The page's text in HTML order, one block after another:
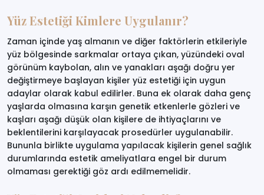
Yüz Estetiği Kimlere Uygulanır?
Zaman içinde yaş almanın ve diğer faktörlerin etkileriyle
yüz bölgesinde sarkmalar ortaya çıkan, yüzündeki oval
görünüm kaybolan, alın ve yanakları aşağı doğru yer
değiştirmeye başlayan kişiler yüz estetiği için uygun
adaylar olarak kabul edilirler. Buna ek olarak daha genç
yaşlarda olmasına karşın genetik etkenlerle gözleri ve
kaşları aşağı düşük olan kişilere de ihtiyaçlarını ve
beklentilerini karşılayacak prosedürler uygulanabilir.
Bununla birlikte uygulama yapılacak kişilerin genel sağlık
durumlarında estetik ameliyatlara engel bir durum
olmaması gerektiği göz ardı edilmemelidir.